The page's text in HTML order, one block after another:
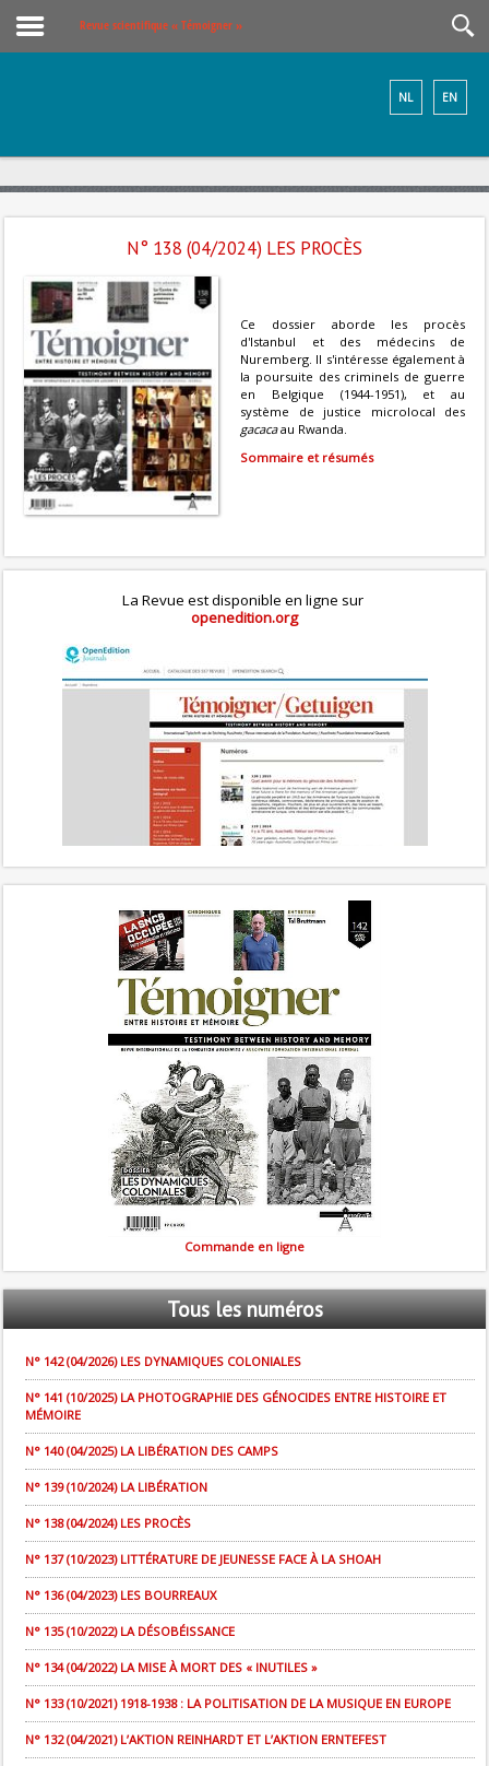
Revue scientifique « Témoigner »
EN
NL
N° 138 (04/2024) LES PROCÈS
Ce dossier aborde les procès
d'Istanbul et des médecins de
Nuremberg. Il s'intéresse également à
la poursuite des criminels de guerre
en Belgique (1944-1951), et au
système de justice microlocal des
gacacaau Rwanda.
Sommaire et résumés
La Revue est disponible en ligne sur
openedition.org
Commande en ligne
Tousles numéros
N° 142 (04/2026) LES DYNAMIQUES COLONIALES
N° 141 (10/2025) LA PHOTOGRAPHIE DES GÉNOCIDES ENTRE HISTOIRE ET
MÉMOIRE
N° 140 (04/2025) LA LIBÉRATION DES CAMPS
N° 139 (10/2024) LA LIBÉRATION
N° 138 (04/2024) LES PROCÈS
N° 137 (10/2023) LITTÉRATURE DE JEUNESSE FACE À LA SHOAH
N° 136 (04/2023) LES BOURREAUX
N° 135 (10/2022) LA DÉSOBÉISSANCE
N° 134 (04/2022) LA MISE À MORT DES « INUTILES »
N° 133 (10/2021) 1918-1938 : LA POLITISATION DE LA MUSIQUE EN EUROPE
N° 132 (04/2021) L’AKTION REINHARDT ET L’AKTION ERNTEFEST